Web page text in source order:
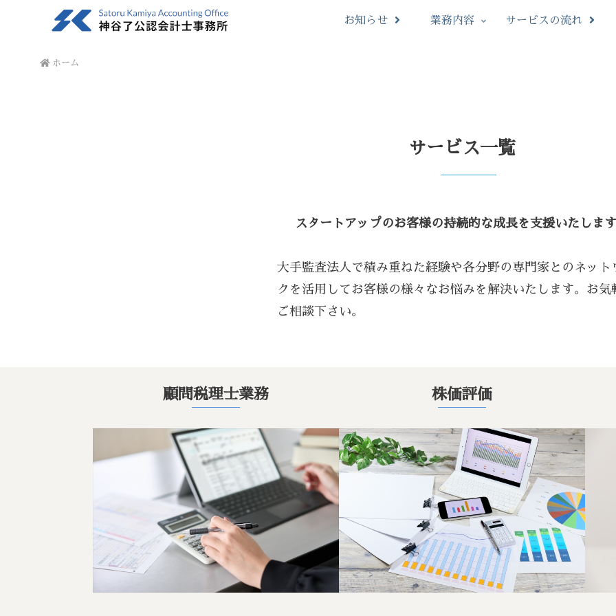
お知らせ 業務内容 サービスの流れ
ホーム
サービス一覧
スタートアップのお客様の持続的な成長を支援いたしま
大手監査法人で積み重ねた経験や各分野の専門家とのネット
クを活用してお客様の様々なお悩みを解決いたします。お気
ご相談下さい。
顧問税理士業務 株価評価